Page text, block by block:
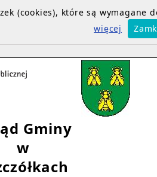
Gminy
w
(cookies), które są
więcej